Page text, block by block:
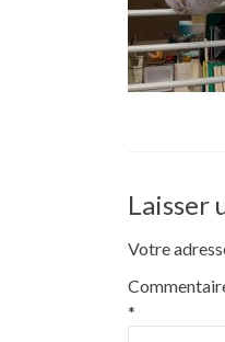
Laisser
Votre
*